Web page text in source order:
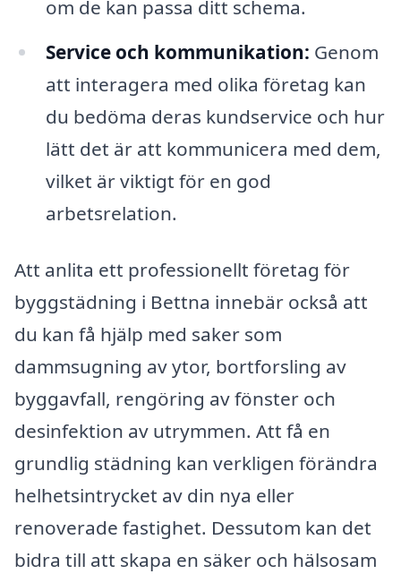
om de kan passa ditt schema.
Service och kommunikation: Genom
att interagera med olika företag kan
du bedöma deras kundservice och hur
lätt det är att kommunicera med dem,
vilket är viktigt för en god
arbetsrelation.
Att anlita ett professionellt företag för
byggstädning i Bettna innebär också att
du kan få hjälp med saker som
dammsugning av ytor, bortforsling av
byggavfall, rengöring av fönster och
desinfektion av utrymmen. Att få en
grundlig städning kan verkligen förändra
helhetsintrycket av din nya eller
renoverade fastighet. Dessutom kan det
bidra till att skapa en säker och hälsosam